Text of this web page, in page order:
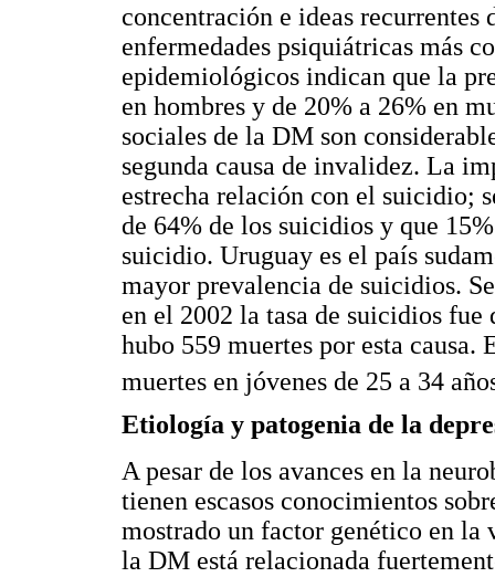
concentración e ideas recurrentes
enfermedades psiquiátricas más
epidemiológicos indican que la
en hombres y de 20% a 26% en
sociales de la DM son
segunda causa de invalidez. La
estrecha relación con el suicidio;
de 64% de los suicidios y que
suicidio. Uruguay es el país
mayor prevalencia de suicidios.
en el 2002 la tasa de suicidios fue
hubo 559 muertes por esta
muertes en jóvenes de 25 a 34
Etiología y patogenia de la
A pesar de los avances en la
tienen escasos conocimientos
mostrado un factor genético en la
la DM está relacionada